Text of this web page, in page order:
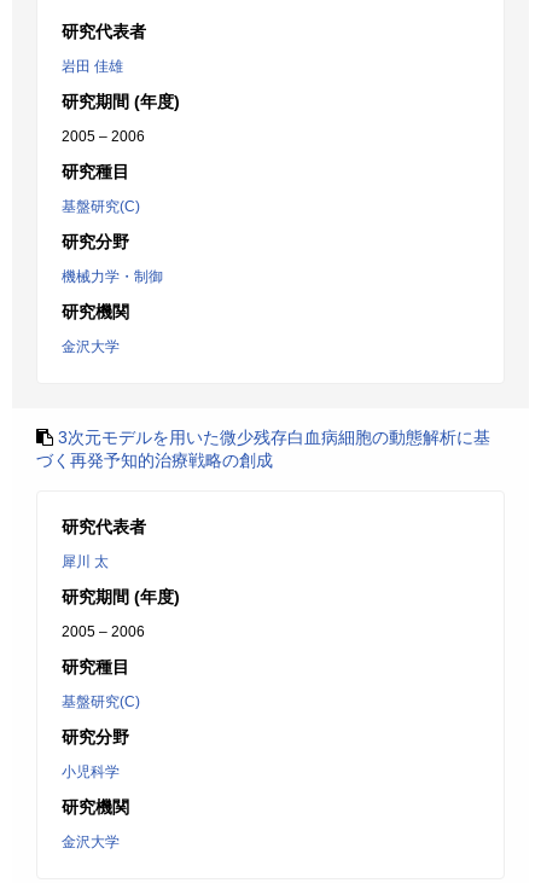
研究代表者
岩田 佳雄
研究期間 (年度)
2005 – 2006
研究種目
基盤研究(C)
研究分野
機械力学・制御
研究機関
金沢大学
3次元モデルを用いた微少残存白血病細胞の動態解析に基
づく再発予知的治療戦略の創成
研究代表者
犀川 太
研究期間 (年度)
2005 – 2006
研究種目
基盤研究(C)
研究分野
小児科学
研究機関
金沢大学